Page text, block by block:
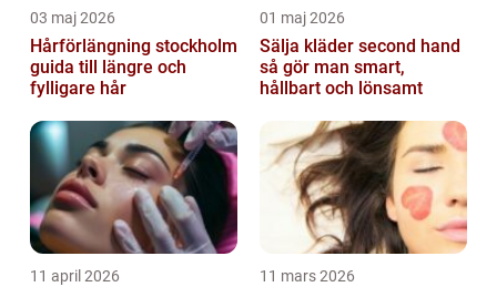
03 maj 2026
Hårförlängning stockholm
guida till längre och
fylligare hår
01 maj 2026
Sälja kläder second hand
så gör man smart,
hållbart och lönsamt
11 april 2026 11 mars 2026